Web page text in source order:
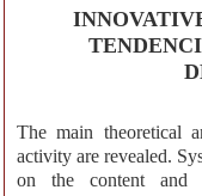
The main theoretical
activity are revealed.
on the content and